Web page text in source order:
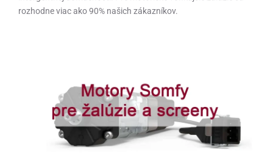
rozhodne viac ako 90% našich zákazníkov.